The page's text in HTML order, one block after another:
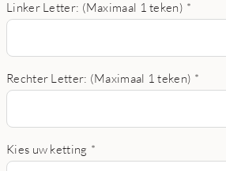
Linker Letter: (Maximaal 1 teken) *
Rechter Letter: (Maximaal 1 teken) *
Kies uw ketting *